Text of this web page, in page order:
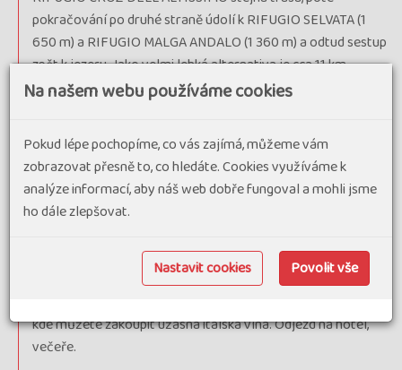
pokračování po druhé straně údolí k RIFUGIO SELVATA (1
650 m) a RIFUGIO MALGA ANDALO (1 360 m) a odtud sestup
zpět k jezeru. Jako velmi lehká alternativa je cca 11 km
dlouhá procházka kolem jezera Molveno, kde najdete
4. den : snídaně, odjezd do vinařského městečka
MEZZOCORONA, odkud vyjedeme lanovkou nad vinicemi do
výšky 900 m. Základní varianta (2,5 z 5; 5 hod., ↑750 m, ↓750
cestou a sjezd lanovkou k našemu autobusu. Pro odvážnější
přechod přes nově otevřený 125 metrů dlouhý visutý most.
kde můžete zakoupit úžasná italská vína. Odjezd na hotel,
večeře.
Na našem webu používáme cookies
Pokud lépe pochopíme, co vás zajímá, můžeme vám
zobrazovat přesně to, co hledáte. Cookies využíváme k
analýze informací, aby náš web dobře fungoval a mohli jsme
ho dále zlepšovat.
Nastavit cookies Povolit vše